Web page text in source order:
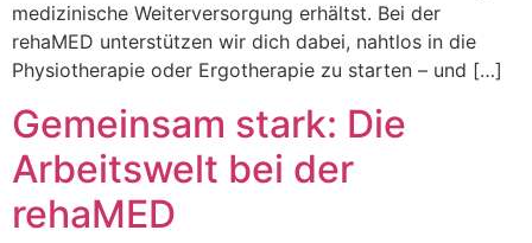
medizinische Weiterversorgung erhältst. Bei der
rehaMED unterstützen wir dich dabei, nahtlos in die
Physiotherapie oder Ergotherapie zu starten – und […]
Gemeinsam stark: Die
Arbeitswelt bei der
rehaMED